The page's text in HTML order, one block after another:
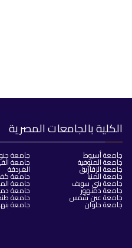
الكلية بالجامعات المصرية
جامعة أسيوط
جامعة المنوفية
جامعة الزقازيق
جامعة المنيا
جامعة بني سويف
جامعة دمنهور
جامعة عين شمس
جامعة حلوان
جامعة
جامعة
الغردقة
جامعة
جامعة
جامعة
جامعة
جامعة